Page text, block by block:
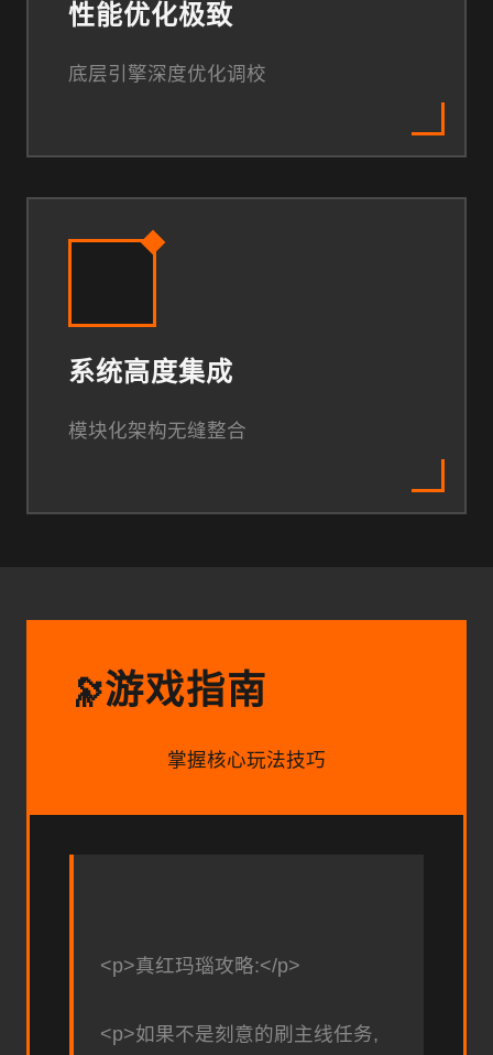
性能优化极致
底层引擎深度优化调校
系统高度集成
模块化架构无缝整合
🔭游戏指南
掌握核心玩法技巧
<p>真红玛瑙攻略:</p>
<p>如果不是刻意的刷主线任务,